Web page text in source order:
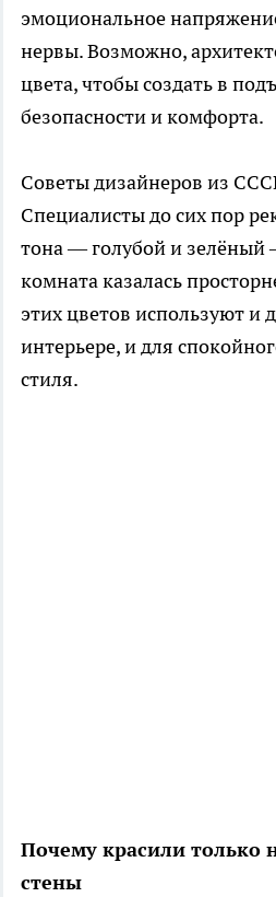
эмоциональное
нервы. Возможно,
цвета, чтобы создать в
безопасности и комфорта.
Советы дизайнеров из
Специалисты до сих пор
тона — голубой и зелёный
комната казалась
этих цветов используют и
интерьере, и для
стиля.
Почему красили только
стены